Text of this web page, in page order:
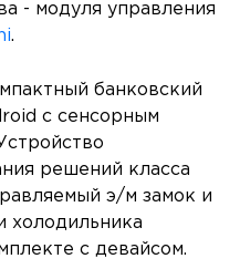
- модуля управления
.
банковский
с сенсорным
решений класса
э/м замок и
холодильника
с девайсом.